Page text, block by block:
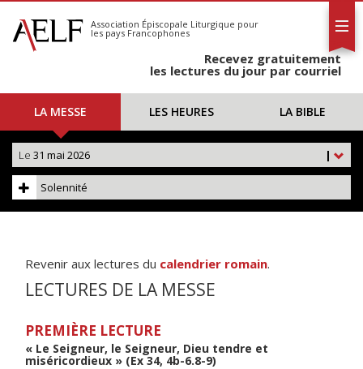
S'abonner
Calendrier
Association Épiscopale Liturgique pour
les pays Francophones
Recevez gratuitement
les lectures du jour par courriel
LA MESSE LES HEURES LA BIBLE
|
Le 31 mai 2026
Solennité
Revenir aux lectures du calendrier romain.
LECTURES DE LA MESSE
PREMIÈRE LECTURE
« Le Seigneur, le Seigneur, Dieu tendre et
miséricordieux » (Ex 34, 4b-6.8-9)